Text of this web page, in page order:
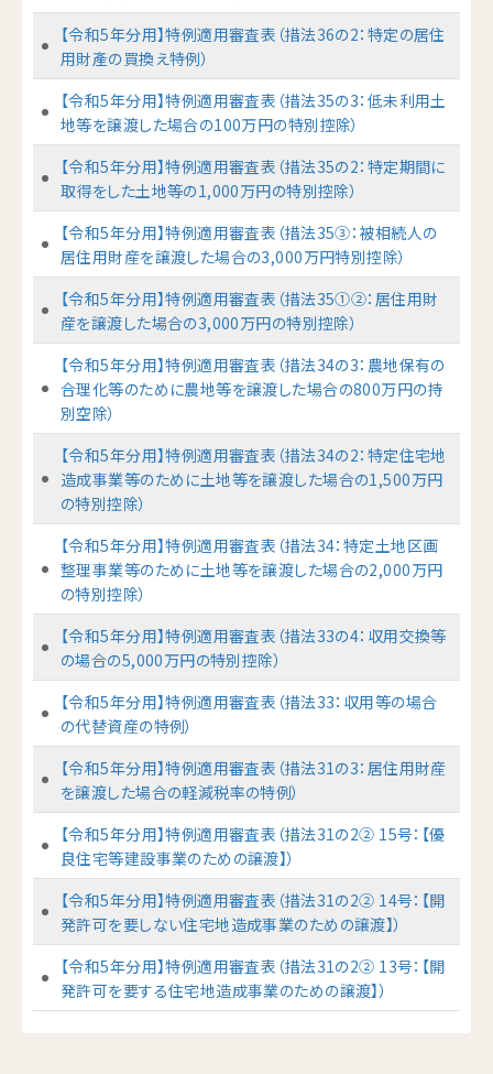
【令和5年分用】特例適用審査表（措法36の2：特定の居住
用財產の買換え特例）
【令和5年分用】特例適用審査表（措法35の3：低未利用土
地等を譲渡した場合の100万円の特別控除）
【令和5年分用】特例適用審査表（措法35の2：特定期間に
取得をした土地等の1,000万円の特別控除）
【令和5年分用】特例適用審査表（措法35③：被相続人の
居住用財産を譲渡した場合の3,000万円特別控除）
【令和5年分用】特例適用審査表（措法35①②：居住用財
産を譲渡した場合の3,000万円の特別控除）
【令和5年分用】特例適用審査表（措法34の3：農地保有の
合理化等のために農地等を譲渡した場合の800万円の持
別空除）
【令和5年分用】特例適用審査表（措法34の2：特定住宅地
造成事業等のために土地等を譲渡した場合の1,500万円
の特別控除）
【令和5年分用】特例適用審査表（措法34：特定土地区画
整理事業等のために土地等を譲渡した場合の2,000万円
の特別控除）
【令和5年分用】特例適用審査表（措法33の4：収用交換等
の場合の5,000万円の特別控除）
【令和5年分用】特例適用審査表（措法33：収用等の場合
の代替資産の特例）
【令和5年分用】特例適用審査表（措法31の3：居住用財産
を譲渡した場合の軽減税率の特例）
【令和5年分用】特例適用審査表（措法31の2② 15号：【優
良住宅等建設事業のための譲渡】）
【令和5年分用】特例適用審査表（措法31の2② 14号：【開
発許可を要しない住宅地造成事業のための譲渡】）
【令和5年分用】特例適用審査表（措法31の2② 13号：【開
発許可を要する住宅地造成事業のための譲渡】）